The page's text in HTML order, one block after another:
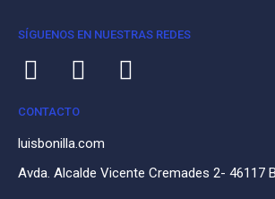
SÍGUENOS EN NUESTRAS REDES
CONTACTO
luisbonilla.com
Avda. Alcalde Vicente Cremades 2- 46117